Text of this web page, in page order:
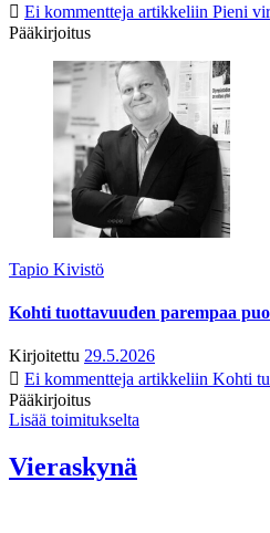
Ei kommentteja artikkeliin Pieni
Pääkirjoitus
Tapio Kivistö
Kohti tuottavuuden parempaa
Kirjoitettu 29.5.2026
Ei kommentteja artikkeliin Kohti
Pääkirjoitus
Lisää toimitukselta
Vieraskynä